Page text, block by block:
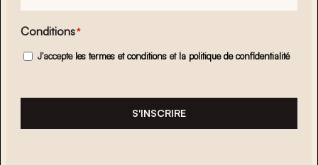
e-
mail*
Conditions*
J'accepte les termes et conditions et la politique de confidentialité
S'INSCRIRE